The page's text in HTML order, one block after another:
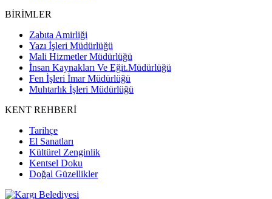
BİRİMLER
Zabıta Amirliği
Yazı İşleri Müdürlüğü
Mali Hizmetler Müdürlüğü
İnsan Kaynakları Ve Eğit.Müdürlüğü
Fen İşleri İmar Müdürlüğü
Muhtarlık İşleri Müdürlüğü
KENT REHBERİ
Tarihçe
El Sanatları
Kültürel Zenginlik
Kentsel Doku
Doğal Güzellikler